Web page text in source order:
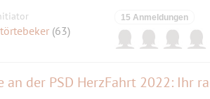
(63)
15 Anmeldungen
an der PSD HerzFahrt 2022: Ihr